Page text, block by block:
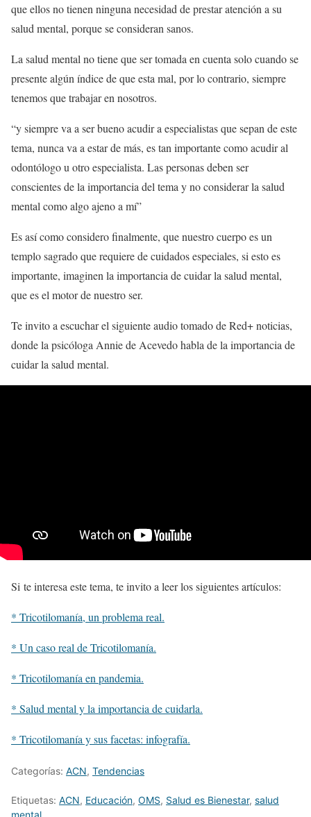
que ellos no tienen ninguna necesidad de prestar atención a su
salud mental, porque se consideran sanos.
La salud mental no tiene que ser tomada en cuenta solo cuando se
presente algún índice de que esta mal, por lo contrario, siempre
tenemos que trabajar en nosotros.
“y siempre va a ser bueno acudir a especialistas que sepan de este
tema, nunca va a estar de más, es tan importante como acudir al
odontólogo u otro especialista. Las personas deben ser
conscientes de la importancia del tema y no considerar la salud
mental como algo ajeno a mí”
Es así como considero finalmente, que nuestro cuerpo es un
templo sagrado que requiere de cuidados especiales, si esto es
importante, imaginen la importancia de cuidar la salud mental,
que es el motor de nuestro ser.
Te invito a escuchar el siguiente audio tomado de Red+ noticias,
donde la psicóloga Annie de Acevedo habla de la importancia de
cuidar la salud mental.
Si te interesa este tema, te invito a leer los siguientes artículos:
* Tricotilomanía, un problema real.
* Un caso real de Tricotilomanía.
* Tricotilomanía en pandemia.
* Salud mental y la importancia de cuidarla.
* Tricotilomanía y sus facetas: infografía.
Categorías: ACN, Tendencias
Etiquetas: ACN, Educación, OMS, Salud es Bienestar, salud
mental